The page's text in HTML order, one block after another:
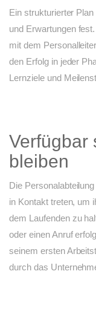
Ein strukturierter
und Erwartungen
mit dem
den Erfolg in jeder
Lernziele und
Verfügbar
bleiben
Die
in Kontakt treten, um
dem Laufenden zu
oder einen Anruf
seinem ersten
durch das